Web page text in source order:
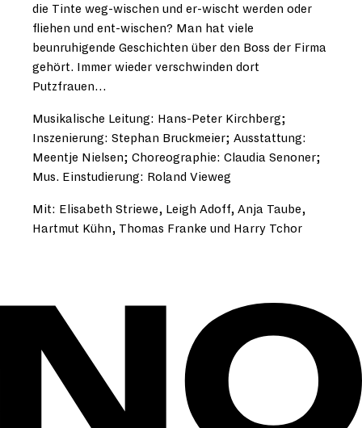
die Tinte weg-wischen und er-wischt werden oder
fliehen und ent-wischen? Man hat viele
beunruhigende Geschichten über den Boss der Firma
gehört. Immer wieder verschwinden dort
Putzfrauen…
Musikalische Leitung: Hans-Peter Kirchberg;
Inszenierung: Stephan Bruckmeier; Ausstattung:
Meentje Nielsen; Choreographie: Claudia Senoner;
Mus. Einstudierung: Roland Vieweg
Mit: Elisabeth Striewe, Leigh Adoff, Anja Taube,
Hartmut Kühn, Thomas Franke und Harry Tchor